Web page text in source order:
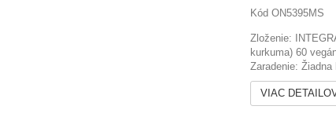
Kód ON5395MS
Zloženie:
kurkuma) 60
Zaradenie:
VIAC